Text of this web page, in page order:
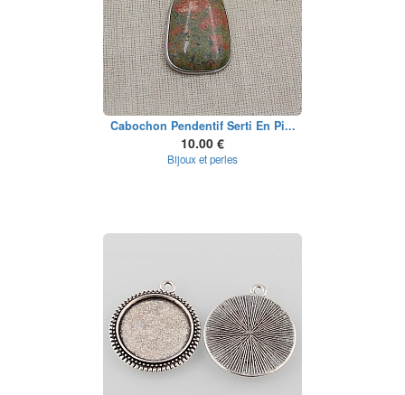
Cabochon Pendentif Serti En Pi...
10.00 €
Bijoux et perles